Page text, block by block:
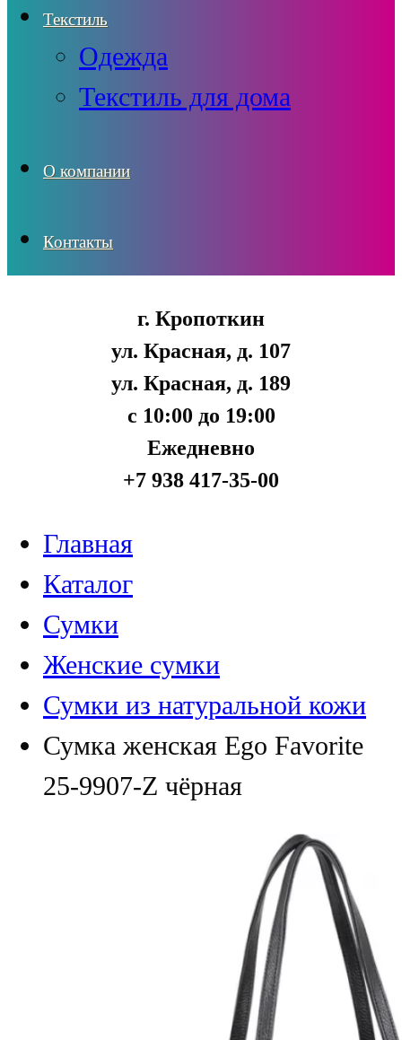
Текстиль
Одежда
Текстиль для дома
О компании
Контакты
г. Кропоткин
ул. Красная, д. 107
ул. Красная, д. 189
с 10:00 до 19:00
Ежедневно
+7 938 417-35-00
Главная
Каталог
Сумки
Женские сумки
Сумки из натуральной кожи
Сумка женская Ego Favorite
25-9907-Z чёрная